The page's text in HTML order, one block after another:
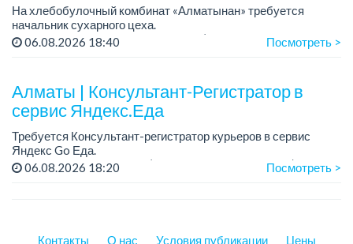
На хлебобулочный комбинат «Алматынан» требуется
начальник сухарного цеха.
Зарплата: от 300 000 тенге на руки (обсуждается на
Требования: оп...
06.08.2026 18:40 Посмотреть >
Алматы | Консультант-Регистратор в
сервис Яндекс.Еда
Требуется Консультант-регистратор курьеров в сервис
Яндекс Go Еда.
Условия: работа в офисе (Абылай хана - Макатаева).
06.08.2026 18:20 Посмотреть >
Контакты О нас Условия публикации Цены